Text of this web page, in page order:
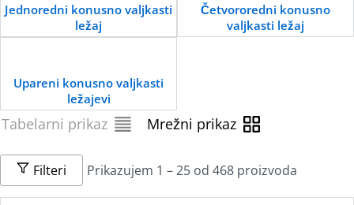
Jednoredni konusno valjkasti
ležaj
Četvororedni konusno
valjkasti ležaj
Upareni konusno valjkasti
ležajevi
Tabelarni prikaz Mrežni prikaz
Filteri Prikazujem 1 – 25 od 468 proizvoda